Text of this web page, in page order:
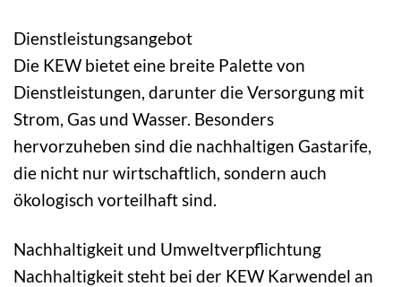
Dienstleistungsangebot
Die KEW bietet eine breite Palette von
Dienstleistungen, darunter die Versorgung mit
Strom, Gas und Wasser. Besonders
hervorzuheben sind die nachhaltigen Gastarife,
die nicht nur wirtschaftlich, sondern auch
ökologisch vorteilhaft sind.
Nachhaltigkeit und Umweltverpflichtung
Nachhaltigkeit steht bei der KEW Karwendel an